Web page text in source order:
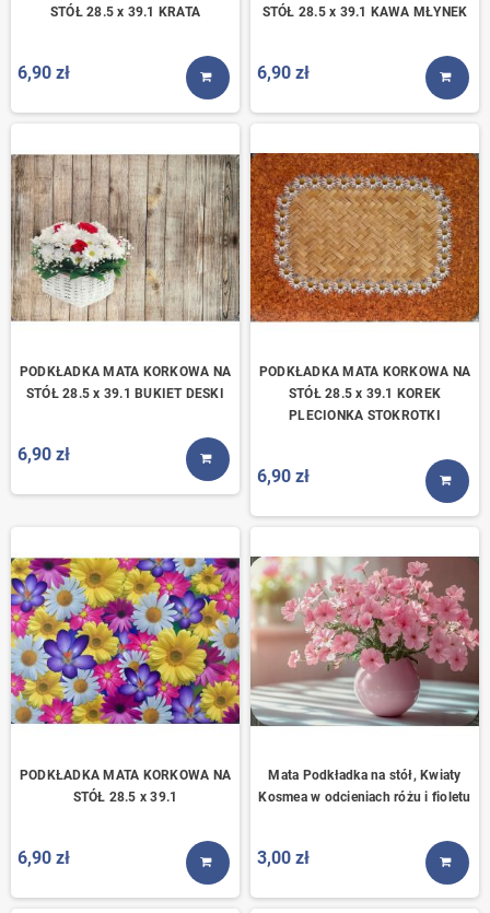
STÓŁ 28.5 x 39.1 KRATA
6,90 zł
KUP TERAZ
STÓŁ 28.5 x 39.1 KAWA MŁYNEK
6,90 zł
KUP
PODKŁADKA MATA KORKOWA NA
STÓŁ 28.5 x 39.1 BUKIET DESKI
6,90 zł
KUP TERAZ
PODKŁADKA MATA KORKOWA NA
STÓŁ 28.5 x 39.1 KOREK
PLECIONKA STOKROTKI
6,90 zł
KUP
PODKŁADKA MATA KORKOWA NA
STÓŁ 28.5 x 39.1
6,90 zł
KUP TERAZ
Mata Podkładka na stół, Kwiaty
Kosmea w odcieniach różu i fioletu
3,00 zł
KUP